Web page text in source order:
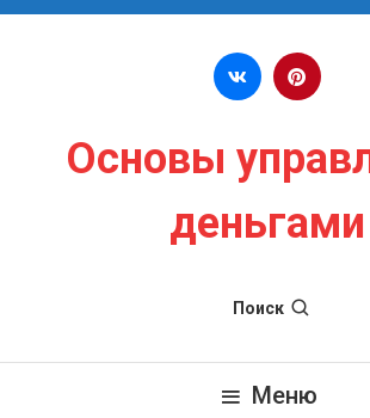
Перейти к содержимому
Основы
деньгами
Поиск
Меню